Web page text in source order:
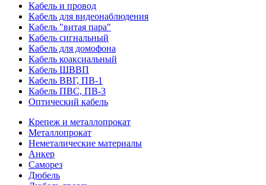
Кабель и провод
Кабель для видеонаблюдения
Кабель "витая пара"
Кабель сигнальный
Кабель для домофона
Кабель коаксиальный
Кабель ШВВП
Кабель ВВГ, ПВ-1
Кабель ПВС, ПВ-3
Оптический кабель
Крепеж и металлопрокат
Металлопрокат
Неметалические материалы
Анкер
Саморез
Дюбель